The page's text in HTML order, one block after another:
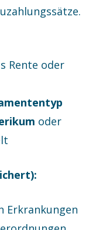
Rente oder
oder
Erkrankungen